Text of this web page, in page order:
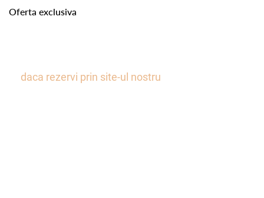
Oferta exclusiva
daca rezervi prin site-ul nostru